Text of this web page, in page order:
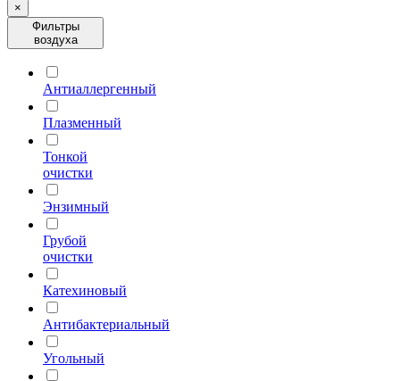
×
Фильтры
воздуха
Антиаллергенный
Плазменный
Тонкой
очистки
Энзимный
Грубой
очистки
Катехиновый
Антибактериальный
Угольный